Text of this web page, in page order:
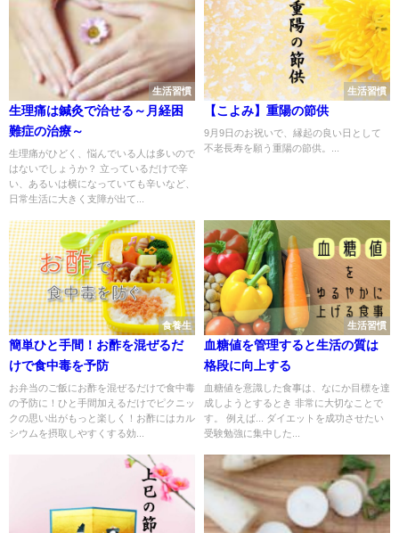
生活習慣
生理痛は鍼灸で治せる～月経困
難症の治療～
生理痛がひどく、悩んでいる人は多いので
はないでしょうか？ 立っているだけで辛
い、あるいは横になっていても辛いなど、
日常生活に大きく支障が出て...
生活習慣
【こよみ】重陽の節供
9月9日のお祝いで、縁起の良い日として
不老長寿を願う重陽の節供。...
食養生
簡単ひと手間！お酢を混ぜるだ
けで食中毒を予防
お弁当のご飯にお酢を混ぜるだけで食中毒
の予防に！ひと手間加えるだけでピクニッ
クの思い出がもっと楽しく！お酢にはカル
シウムを摂取しやすくする効...
生活習慣
血糖値を管理すると生活の質は
格段に向上する
血糖値を意識した食事は、なにか目標を達
成しようとするとき 非常に大切なことで
す。 例えば... ダイエットを成功させたい
受験勉強に集中した...